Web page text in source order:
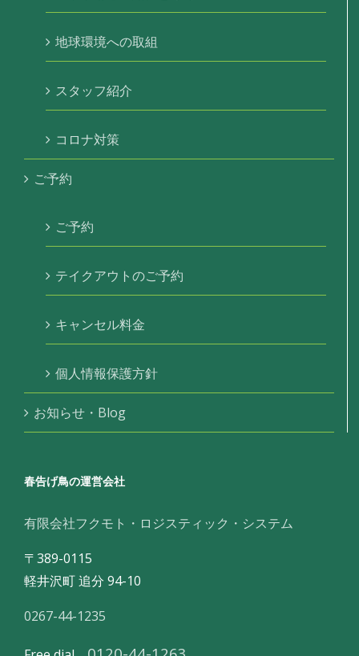
地球環境への取組
スタッフ紹介
コロナ対策
ご予約
ご予約
テイクアウトのご予約
キャンセル料金
個人情報保護方針
お知らせ・Blog
春告げ鳥の運営会社
有限会社フクモト・ロジスティック・システム
〒389-0115
軽井沢町 追分 94-10
0267-44-1235